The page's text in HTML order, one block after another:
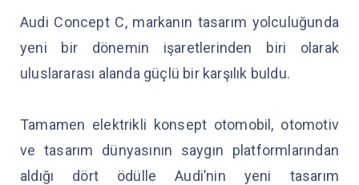
Audi Concept C, markanın tasarım yolculuğunda
yeni bir dönemin işaretlerinden biri olarak
uluslararası alanda güçlü bir karşılık buldu.
Tamamen elektrikli konsept otomobil, otomotiv
ve tasarım dünyasının saygın platformlarından
aldığı dört ödülle Audi’nin yeni tasarım